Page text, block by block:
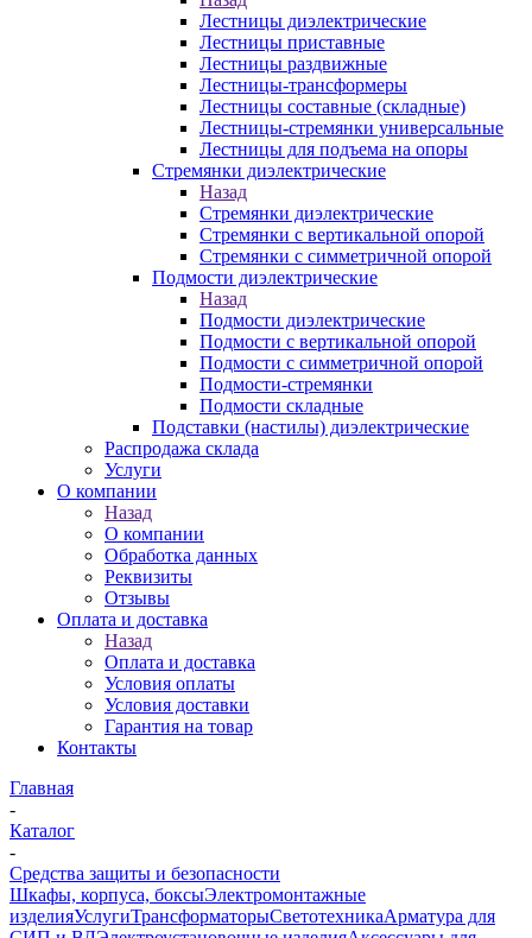
Лестницы диэлектрические
Лестницы приставные
Лестницы раздвижные
Лестницы-трансформеры
Лестницы составные (складные)
Лестницы-стремянки универсальные
Лестницы для подъема на опоры
Стремянки диэлектрические
Назад
Стремянки диэлектрические
Стремянки с вертикальной опорой
Стремянки с симметричной опорой
Подмости диэлектрические
Назад
Подмости диэлектрические
Подмости с вертикальной опорой
Подмости с симметричной опорой
Подмости-стремянки
Подмости складные
Подставки (настилы) диэлектрические
Распродажа склада
Услуги
О компании
Назад
О компании
Обработка данных
Реквизиты
Отзывы
Оплата и доставка
Назад
Оплата и доставка
Условия оплаты
Условия доставки
Гарантия на товар
Контакты
Главная
-
Каталог
-
Средства защиты и безопасности
Шкафы, корпуса, боксыЭлектромонтажные
изделияУслугиТрансформаторыСветотехникаАрматура для